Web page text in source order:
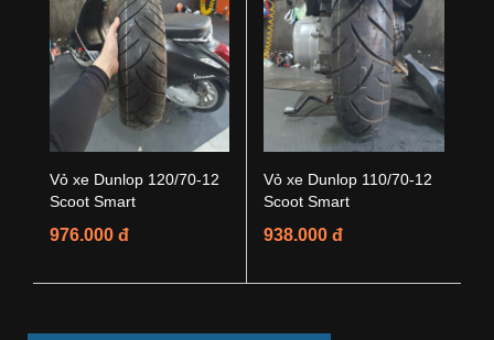
Vỏ xe Dunlop 120/70-12
Scoot Smart
976.000 đ
Vỏ xe Dunlop 110/70-12
Scoot Smart
938.000 đ